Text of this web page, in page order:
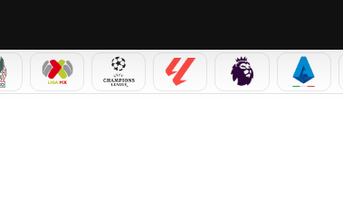
MEXICANA
LIGA MX CHAMPIONS LEAGUE
LALIGA PREMIER LEAGUE
SERIE A